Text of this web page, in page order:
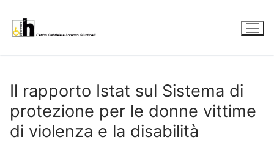
contenuto
Il rapporto Istat sul Sistema di
protezione per le donne vittime
di violenza e la disabilità